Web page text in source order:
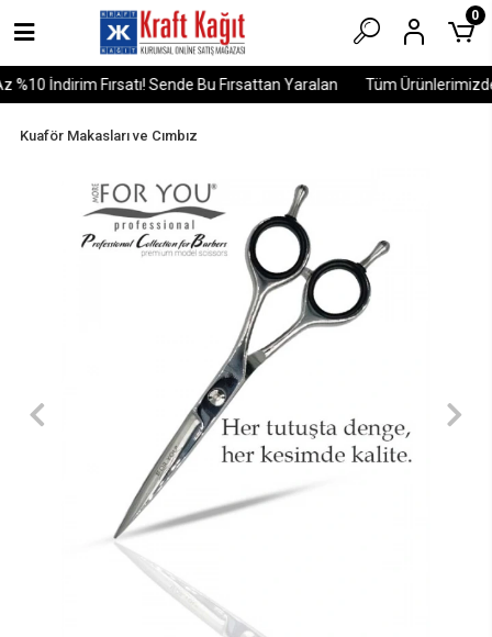
İndirim Fırsatı! Sende Bu Fırsattan Yaralan Tüm Ürünlerimizde
0
Kuaför Makasları ve Cımbız